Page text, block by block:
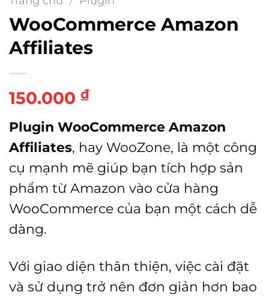
WooCommerce Amazon
Affiliates
150.000 ₫
Plugin WooCommerce Amazon
Affiliates, hay WooZone, là một công
cụ mạnh mẽ giúp bạn tích hợp sản
phẩm từ Amazon vào cửa hàng
WooCommerce của bạn một cách dễ
dàng.
Với giao diện thân thiện, việc cài đặt
và sử dụng trở nên đơn giản hơn bao